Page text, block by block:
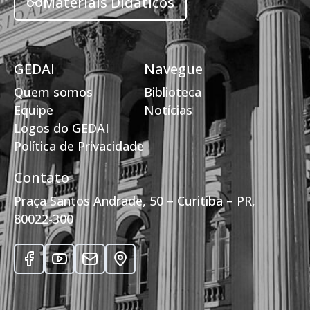
GEDAI
Quem somos
Equipe
Logos do GEDAI
Política de Privacidade
Navegue
Biblioteca
Notícias
Contato
Praça Santos Andrade, 50 – Curitiba – PR,
80022-300